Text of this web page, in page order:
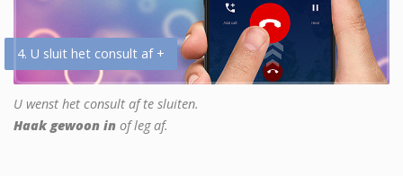
4. U sluit het consult af +
U wenst het consult af te sluiten.
Haak gewoon in of leg af.